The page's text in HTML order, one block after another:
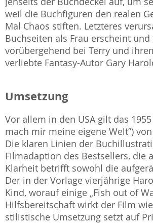
weil die Buchfiguren den realen
Mal Chaos stiften. Letzteres
Buchseiten als Frau erscheint
vorübergehend bei Terry und
verliebte Fantasy-Autor Gary
Umsetzung
Vor allem in den USA gilt das
mach mir meine eigene Welt”)
Die klaren Linien der
Filmadaption des Bestsellers, die
Klarheit betrifft sowohl die
Der in der Vorlage vierjährige
Kind, worauf einige „Fish out of
Hilfsbereitschaft wirkt der Film
stilistische Umsetzung setzt auf